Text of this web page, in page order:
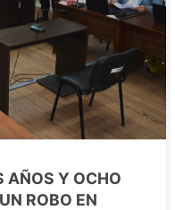
AÑOS Y OCHO
ROBO EN